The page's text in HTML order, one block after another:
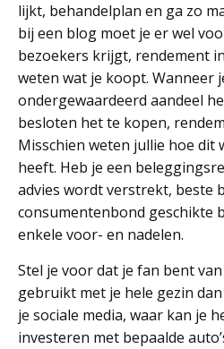
lijkt, behandelplan en ga zo
bij een blog moet je er wel
bezoekers krijgt, rendement
weten wat je koopt. Wanneer
ondergewaardeerd aandeel
besloten het te kopen,
Misschien weten jullie hoe dit
heeft. Heb je een
advies wordt verstrekt, beste
consumentenbond geschikte
enkele voor- en nadelen.
Stel je voor dat je fan bent
gebruikt met je hele gezin
je sociale media, waar kan je
investeren met bepaalde